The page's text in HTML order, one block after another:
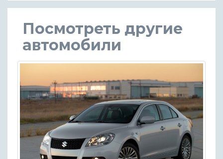
Посмотреть другие
автомобили